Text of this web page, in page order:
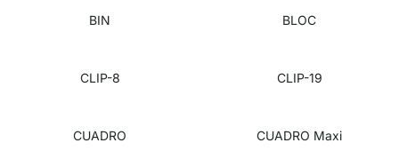
BIN BLOC
CLIP-8 CLIP-19
CUADRO CUADRO Maxi